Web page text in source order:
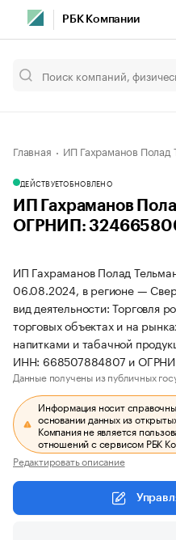
РБК Компании
Главная ИП Гахраманов Полад
ДЕЙСТВУЕТОБНОВЛЕНО
ИП Гахраманов
ОГРНИП:
ИП Гахраманов Полад
06.08.2024, в регионе —
вид деятельности: Торговля
торговых объектах и на
напитками и табачной
ИНН: 668507884807 и
Данные получены из публичных
Информация носит
основании данных из
Компания не является
отношений с сервисом РБК
Редактировать описание